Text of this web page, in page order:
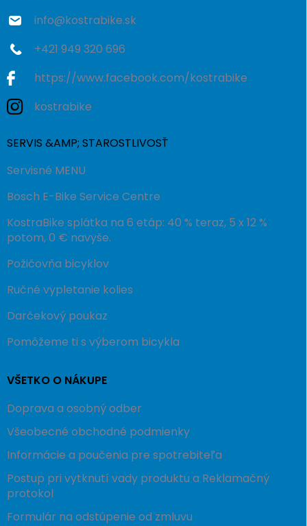
info@kostrabike.sk
+421 949 320 696
https://www.facebook.com/kostrabike
kostrabike
SERVIS &AMP; STAROSTLIVOSŤ
Servisné MENU
Bosch E-Bike Service Centre
KostraBike splátka na 6 etáp: 40 % teraz, 5 x 12 %
potom, 0 € navyše.
Požičovňa bicyklov
Ručné vypletanie kolies
Darčekový poukaz
Pomôžeme ti s výberom bicykla
VŠETKO O NÁKUPE
Doprava a osobný odber
Všeobecné obchodné podmienky
Informácie a poučenia pre spotrebiteľa
Postup pri vytknutí vady produktu a Reklamačný
protokol
Formulár na odstúpenie od zmluvu